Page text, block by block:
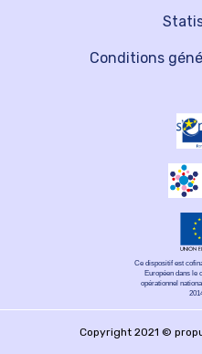
Conditions
Ce dispositif est
Européen dans le
opérationnel
Copyright 2021 ©